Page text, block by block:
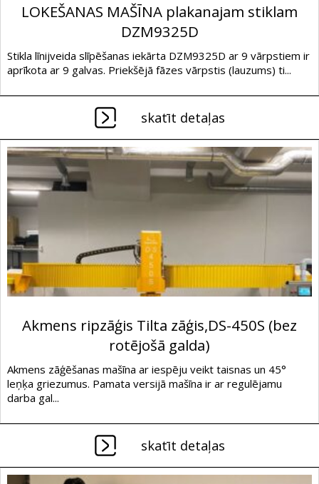
LOKEŠANAS MAŠĪNA plakanajam stiklam
DZM9325D
Stikla līnijveida slīpēšanas iekārta DZM9325D ar 9 vārpstiem ir
aprīkota ar 9 galvas. Priekšējā fāzes vārpstis (lauzums) ti...
skatīt detaļas
Akmens ripzāģis Tilta zāģis,DS-450S (bez
rotējošā galda)
Akmens zāģēšanas mašīna ar iespēju veikt taisnas un 45°
leņķa griezumus. Pamata versijā mašīna ir ar regulējamu
darba gal...
skatīt detaļas